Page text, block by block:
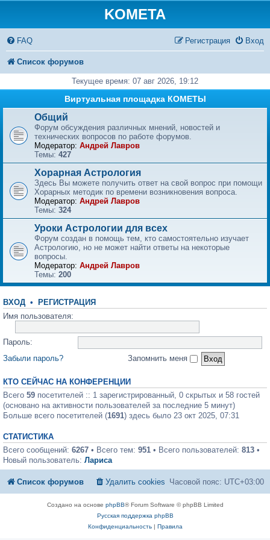
KOMETA
FAQ Вход
Регистрация
Список форумов
Текущее время: 07 авг 2026, 19:12
Виртуальная площадка КОМЕТЫ
Общий
Форум обсуждения различных мнений, новостей и
технических вопросов по работе форумов.
Модератор: Андрей Лавров
Темы: 427
Хорарная Астрология
Здесь Вы можете получить ответ на свой вопрос при помощи
Хорарных методик по времени возникновения вопроса.
Модератор: Андрей Лавров
Темы: 324
Уроки Астрологии для всех
Форум создан в помощь тем, кто самостоятельно изучает
Астрологию, но не может найти ответы на некоторые
вопросы.
Модератор: Андрей Лавров
Темы: 200
ВХОД • РЕГИСТРАЦИЯ
Имя пользователя:
Пароль:
Забыли пароль?
Запомнить меня
КТО СЕЙЧАС НА КОНФЕРЕНЦИИ
Всего 59 посетителей :: 1 зарегистрированный, 0 скрытых и 58 гостей
(основано на активности пользователей за последние 5 минут)
Больше всего посетителей (1691) здесь было 23 окт 2025, 07:31
СТАТИСТИКА
Всего сообщений: 6267 • Всего тем: 951 • Всего пользователей: 813 •
Новый пользователь: Лариса
Список форумов Часовой пояс: UTC+03:00
Удалить cookies
Создано на основе phpBB® Forum Software © phpBB Limited
Русская поддержка phpBB
Конфиденциальность| Правила